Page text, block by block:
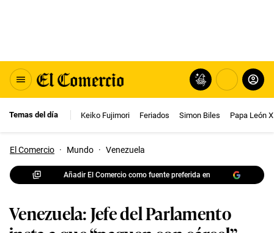
Temas del día Keiko Fujimori Feriados Simon Biles Papa León
El Comercio · Mundo · Venezuela
Añadir El Comercio como fuente preferida en
Venezuela: Jefe del Parlamento